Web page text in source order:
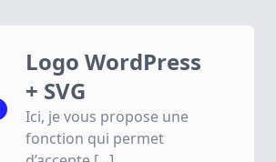
Logo WordPress
+ SVG
Ici, je vous propose une
fonction qui permet